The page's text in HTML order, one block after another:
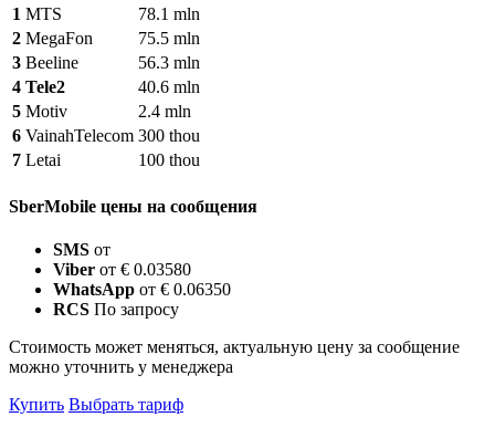
1 MTS
78.1 mln
2 MegaFon
75.5 mln
3 Beeline
56.3 mln
4 Tele2
40.6 mln
5 Motiv
2.4 mln
6 VainahTelecom 300 thou
7 Letai 100 thou
SberMobile цены на сообщения
SMS от
Viber от € 0.03580
WhatsApp от € 0.06350
RCS По запросу
Стоимость может меняться, актуальную цену за сообщение
можно уточнить у менеджера
Купить Выбрать тариф